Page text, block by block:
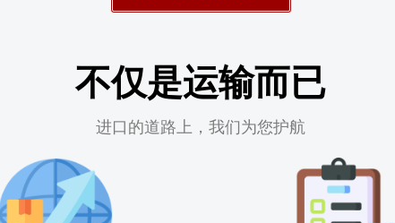
不仅是运输而已
进口的道路上，我们为您护航